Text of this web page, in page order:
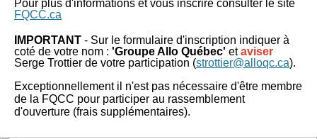
Pour plus d'informations et vous inscrire consulter le site
FQCC.ca
IMPORTANT - Sur le formulaire d'inscription indiquer à
coté de votre nom : 'Groupe Allo Québec' etaviser
Serge Trottier de votre participation (strottier@alloqc.ca).
Exceptionnellement il n'est pas nécessaire d'être membre
de la FQCC pour participer au rassemblement
d'ouverture (frais supplémentaires).